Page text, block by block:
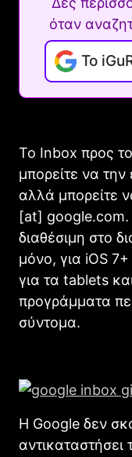
όταν
Το
Το Inbox προς
μπορείτε να
αλλά μπορείτε
[at] google.com.
διαθέσιμη στο
μόνο, για iOS
για τα tablets
προγράμματα
σύντομα.
Η Google δεν
αντικαταστήσει